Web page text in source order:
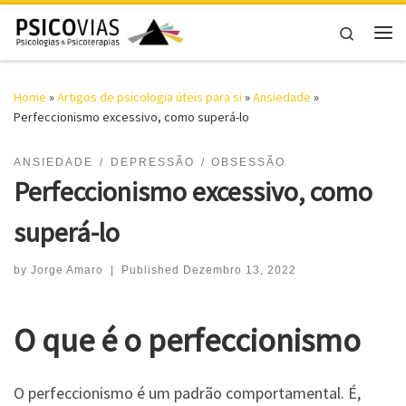
Skip to content
Search
Home »Artigos de psicologia úteis para si »Ansiedade »
Perfeccionismo excessivo, como superá-lo
ANSIEDADE DEPRESSÃO OBSESSÃO
Perfeccionismo excessivo, como
superá-lo
by Jorge Amaro | Published Dezembro 13, 2022
O que é o perfeccionismo
O perfeccionismo é um padrão comportamental. É,